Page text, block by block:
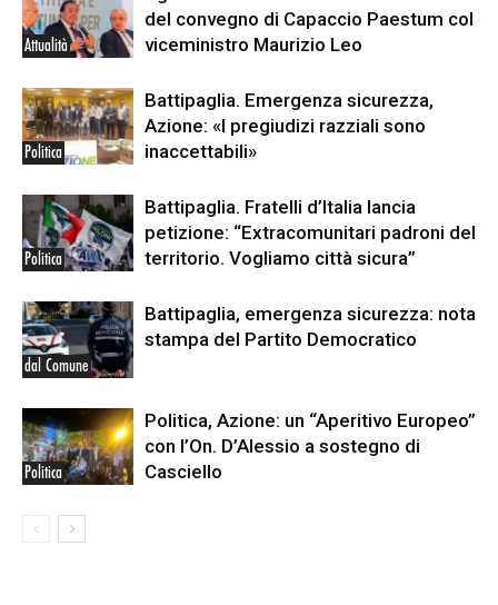
Attualità
del convegno di Capaccio Paestum col
viceministro Maurizio Leo
Politica
Battipaglia. Emergenza sicurezza,
Azione: «I pregiudizi razziali sono
inaccettabili»
Politica
Battipaglia. Fratelli d’Italia lancia
petizione: “Extracomunitari padroni del
territorio. Vogliamo città sicura”
dal Comune
Battipaglia, emergenza sicurezza: nota
stampa del Partito Democratico
Politica
Politica, Azione: un “Aperitivo Europeo”
con l’On. D’Alessio a sostegno di
Casciello